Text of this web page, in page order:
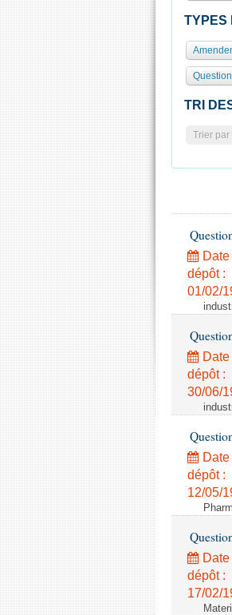
TYPES
TRI
Trier par
dépôt :
01/02/
dépôt :
30/06/
dépôt :
12/05/
dépôt :
17/02/